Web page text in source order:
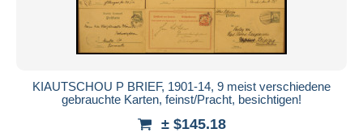
KIAUTSCHOU P BRIEF, 1901-14, 9 meist verschiedene
gebrauchte Karten, feinst/Pracht, besichtigen!
± $145.18